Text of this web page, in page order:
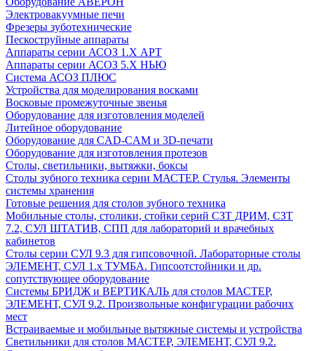
Электровакуумные печи
Фрезеры зуботехнические
Пескоструйные аппараты
Аппараты серии АСОЗ 1.Х АРТ
Аппараты серии АСОЗ 5.Х НЬЮ
Система АСОЗ ПЛЮС
Устройства для моделирования восками
Восковые промежуточные звенья
Оборудование для изготовления моделей
Литейное оборудование
Оборудование для CAD-CAM и 3D-печати
Оборудование для изготовления протезов
Cтолы, светильники, вытяжки, боксы
Столы зубного техника серии МАСТЕР. Стулья. Элементы
системы хранения
Готовые решения для столов зубного техника
Мобильные столы, столики, стойки серий СЗТ ДРИМ, СЗТ
7.2, СУЛ ШТАТИВ, СПП для лабораторий и врачебных
кабинетов
Столы серии СУЛ 9.3 для гипсовочной. Лабораторные столы
ЭЛЕМЕНТ, СУЛ 1.х ТУМБА. Гипсоотстойники и др.
сопутствующее оборудование
Системы БРИДЖ и ВЕРТИКАЛЬ для столов МАСТЕР,
ЭЛЕМЕНТ, СУЛ 9.2. Произвольные конфигурации рабочих
мест
Встраиваемые и мобильные вытяжные системы и устройства
Светильники для столов МАСТЕР, ЭЛЕМЕНТ, СУЛ 9.2.